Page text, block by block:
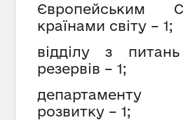
Європейським
країнами світу – 1;
відділу з
резервів – 1;
департаменту
розвитку – 1;